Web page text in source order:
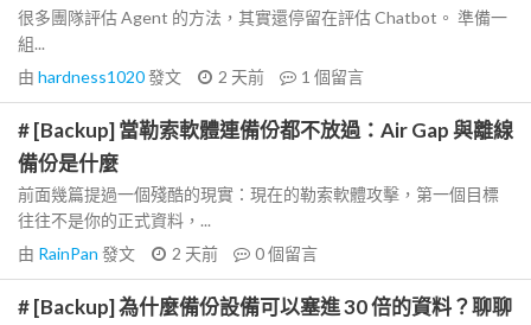
很多團隊評估 Agent 的方法，其實還停留在評估 Chatbot。 準備一
組...
由 hardness1020發文 2 天前 1 個留言
# [Backup] 當勒索軟體連備份都不放過：Air Gap 與離線
備份是什麼
前面幾篇提過一個殘酷的現實：現在的勒索軟體攻擊，第一個目標
往往不是你的正式資料，...
由 RainPan 發文 2 天前 0個留言
# [Backup] 為什麼備份設備可以塞進 30 倍的資料？聊聊